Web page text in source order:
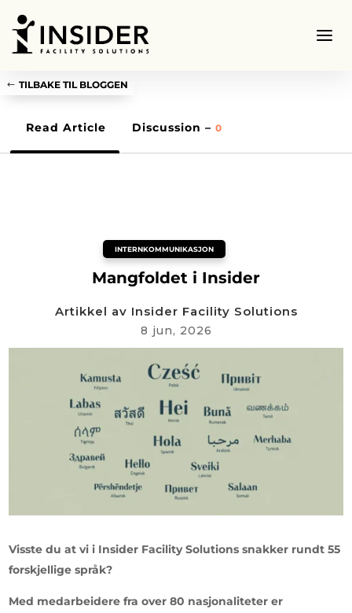
TILBAKE TIL BLOGGEN
Read Article Discussion – 0
INTERNKOMMUNIKASJON
Mangfoldet i Insider
Artikkel av Insider Facility Solutions
8 jun, 2026
Visste du at vi i Insider Facility Solutions snakker rundt 55
forskjellige språk?
Med medarbeidere fra over 80 nasjonaliteter er